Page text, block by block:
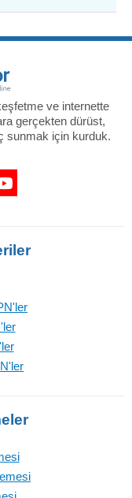
ve internette
gerçekten dürüst,
sunmak için kurduk.